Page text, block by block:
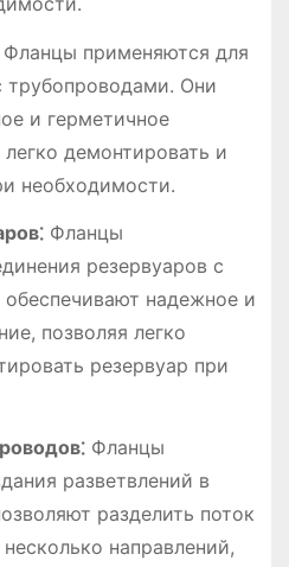
применяются для
трубопроводами. Они
и герметичное
демонтировать и
необходимости.
Фланцы
резервуаров с
надежное и
позволяя легко
резервуар при
Фланцы
разветвлений в
разделить поток
направлений,